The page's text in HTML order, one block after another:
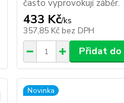
často vyprovokují záběr.
433 Kč/ks
357,85 Kč bez DPH
Přidat do
Novinka